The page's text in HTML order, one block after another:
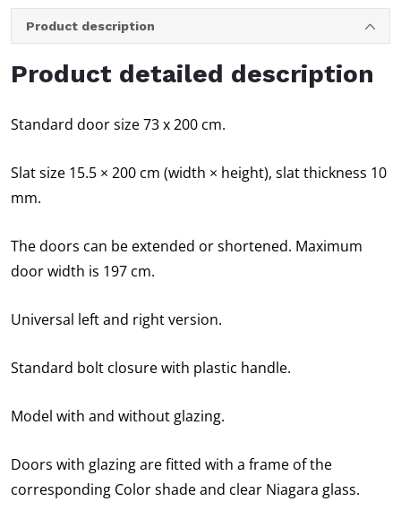
Product description
Product detailed description
Standard door size 73 x 200 cm.
Slat size 15.5 × 200 cm (width × height), slat thickness 10
mm.
The doors can be extended or shortened. Maximum
door width is 197 cm.
Universal left and right version.
Standard bolt closure with plastic handle.
Model with and without glazing.
Doors with glazing are fitted with a frame of the
corresponding Color shade and clear Niagara glass.